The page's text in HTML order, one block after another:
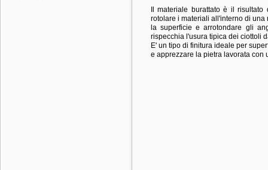
Il materiale burattato è il
rotolare i materiali all'interno di
la superficie e arrotondare gli
rispecchia l'usura tipica dei ciottoli
E' un tipo di finitura ideale per
e apprezzare la pietra lavorata con